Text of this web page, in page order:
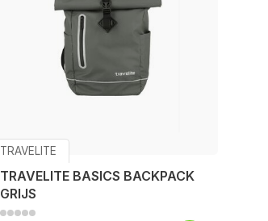
TRAVELITE
TRAVELITE BASICS BACKPACK
GRIJS